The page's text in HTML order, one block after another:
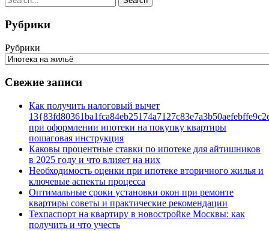
Рубрики
Рубрики
Свежие записи
Как получить налоговый вычет
при оформлении ипотеки на покупку квартиры
пошаговая инструкция
Каковы процентные ставки по ипотеке для айтишников
в 2025 году и что влияет на них
Необходимость оценки при ипотеке вторичного жилья и
ключевые аспекты процесса
Оптимальные сроки установки окон при ремонте
квартиры советы и практические рекомендации
Техпаспорт на квартиру в новостройке Москвы: как
получить и что учесть